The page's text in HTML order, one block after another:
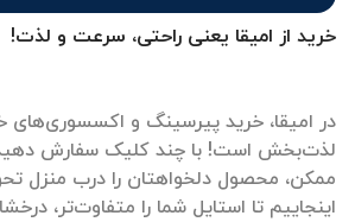
خرید از امیقا یعنی راحتی، سرعت و لذت!
در امیقا، خرید پیرسینگ و اکسسوری‌های
لذت‌بخش است! با چند کلیک سفارش
ممکن، محصول دلخواهتان را درب منزل
اینجاییم تا استایل شما را متفاوت‌تر،